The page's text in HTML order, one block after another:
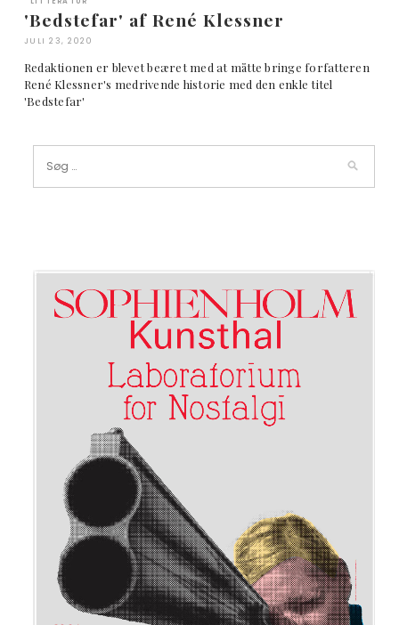
'Bedstefar' af René Klessner
JULI 23, 2020
Redaktionen er blevet beæret med at måtte bringe forfatteren
René Klessner's medrivende historie med den enkle titel
'Bedstefar'